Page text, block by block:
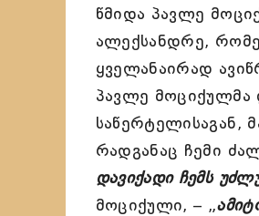
წმიდა პავლე
ალექსანდრე,
ყველანაირად
პავლე მოციქულმა
საწერტელისაგან,
რადგანაც ჩემი
დავიქადი ჩემს
მოციქული, – „